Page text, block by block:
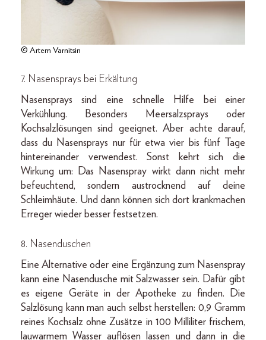
© Artem Varnitsin
7. Nasensprays bei Erkältung
Nasensprays sind eine schnelle Hilfe bei einer
Verkühlung. Besonders Meersalzsprays oder
Kochsalzlösungen sind geeignet. Aber achte darauf,
dass du Nasensprays nur für etwa vier bis fünf Tage
hintereinander verwendest. Sonst kehrt sich die
Wirkung um: Das Nasenspray wirkt dann nicht mehr
befeuchtend, sondern austrocknend auf deine
Schleimhäute. Und dann können sich dort krankmachen
Erreger wieder besser festsetzen.
8. Nasenduschen
Eine Alternative oder eine Ergänzung zum Nasenspray
kann eine Nasendusche mit Salzwasser sein. Dafür gibt
es eigene Geräte in der Apotheke zu finden. Die
Salzlösung kann man auch selbst herstellen: 0,9 Gramm
reines Kochsalz ohne Zusätze in 100 Milliliter frischem,
lauwarmem Wasser auflösen lassen und dann in die